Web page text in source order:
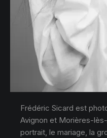
Frédéric Sicard est
Avignon et Morières-
portrait, le mariage, la